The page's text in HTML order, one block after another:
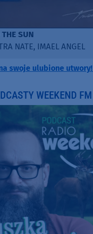
swoje ulubione utwory!
WEEKEND FM